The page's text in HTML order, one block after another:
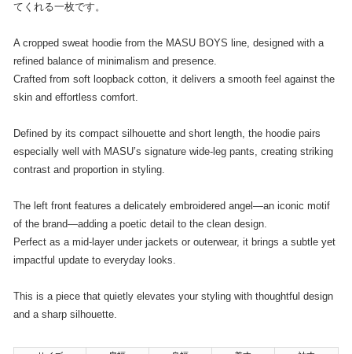
てくれる一枚です。
A cropped sweat hoodie from the MASU BOYS line, designed with a
refined balance of minimalism and presence.
Crafted from soft loopback cotton, it delivers a smooth feel against the
skin and effortless comfort.
Defined by its compact silhouette and short length, the hoodie pairs
especially well with MASU’s signature wide-leg pants, creating striking
contrast and proportion in styling.
The left front features a delicately embroidered angel—an iconic motif
of the brand—adding a poetic detail to the clean design.
Perfect as a mid-layer under jackets or outerwear, it brings a subtle yet
impactful update to everyday looks.
This is a piece that quietly elevates your styling with thoughtful design
and a sharp silhouette.